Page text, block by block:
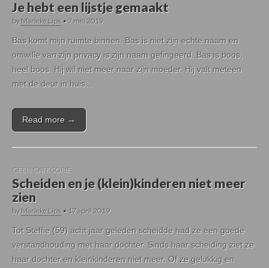
Je hebt een lijstje gemaakt
byMarieke Lips • 7 mei 2019
Bas komt mijn ruimte binnen. Bas is niet zijn echte naam en
omwille van zijn privacy is zijn naam gefingeerd. Bas is boos,
heel boos. Hij wil niet meer naar zijn moeder. Hij valt meteen
met de deur in huis…
Read more →
GEEN CATEGORIE
Scheiden en je (klein)kinderen niet meer
zien
byMarieke Lips • 17 april 2019
Tot Steffie (59) acht jaar geleden scheidde had ze een goede
verstandhouding met haar dochter. Sinds haar scheiding ziet ze
haar dochter en kleinkinderen niet meer. Of ze gelukkig en